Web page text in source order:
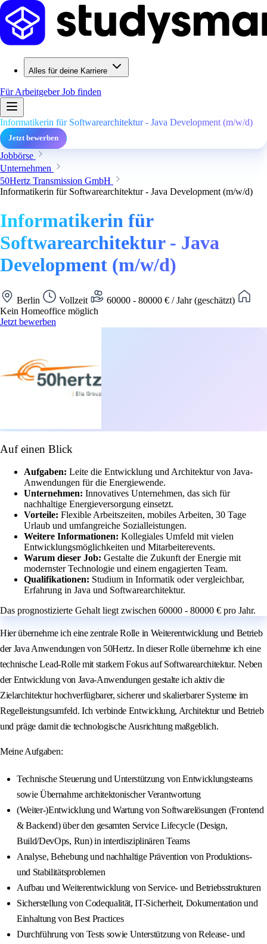
Alles für deine Karriere
Für ArbeitgeberJob finden
Informatikerin für Softwarearchitektur - Java Development (m/w/d)
Jetzt bewerben
Jobbörse
Unternehmen
50Hertz Transmission GmbH
Informatikerin für Softwarearchitektur - Java Development (m/w/d)
Informatikerin für
Softwarearchitektur - Java
Development (m/w/d)
Berlin Vollzeit
60000 - 80000 € / Jahr (geschätzt)
Kein Homeoffice möglich
Jetzt bewerben
Auf einen Blick
Aufgaben: Leite die Entwicklung und Architektur von Java-
Anwendungen für die Energiewende.
Unternehmen: Innovatives Unternehmen, das sich für
nachhaltige Energieversorgung einsetzt.
Vorteile: Flexible Arbeitszeiten, mobiles Arbeiten, 30 Tage
Urlaub und umfangreiche Sozialleistungen.
Weitere Informationen: Kollegiales Umfeld mit vielen
Entwicklungsmöglichkeiten und Mitarbeiterevents.
Warum dieser Job: Gestalte die Zukunft der Energie mit
modernster Technologie und einem engagierten Team.
Qualifikationen: Studium in Informatik oder vergleichbar,
Erfahrung in Java und Softwarearchitektur.
Das prognostizierte Gehalt liegt zwischen 60000 - 80000 € pro Jahr.
Hier übernehme ich eine zentrale Rolle in Weiterentwicklung und Betrieb
der Java Anwendungen von 50Hertz. In dieser Rolle übernehme ich eine
technische Lead-Rolle mit starkem Fokus auf Softwarearchitektur. Neben
der Entwicklung von Java-Anwendungen gestalte ich aktiv die
Zielarchitektur hochverfügbarer, sicherer und skalierbarer Systeme im
Regelleistungsumfeld. Ich verbinde Entwicklung, Architektur und Betrieb
und präge damit die technologische Ausrichtung maßgeblich.
Meine Aufgaben:
Technische Steuerung und Unterstützung von Entwicklungsteams
sowie Übernahme architektonischer Verantwortung
(Weiter-)Entwicklung und Wartung von Softwarelösungen (Frontend
& Backend) über den gesamten Service Lifecycle (Design,
Build/DevOps, Run) in interdisziplinären Teams
Analyse, Behebung und nachhaltige Prävention von Produktions-
und Stabilitätsproblemen
Aufbau und Weiterentwicklung von Service- und Betriebsstrukturen
Sicherstellung von Codequalität, IT-Sicherheit, Dokumentation und
Einhaltung von Best Practices
Durchführung von Tests sowie Unterstützung von Release- und